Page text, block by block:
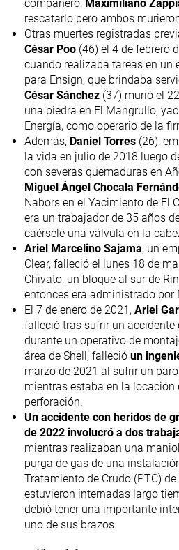
compañero, Maximiliano
rescatarlo pero ambos
Otras muertes registradas
César Poo (46) el 4 de febrero
cuando realizaba tareas en un
para Ensign, que brindaba
César Sánchez (37) murió el
una piedra en El Mangrullo,
Energía, como operario de la
Además, Daniel Torres (26),
la vida en julio de 2018 luego
con severas quemaduras en
Miguel Ángel Chocala
Nabors en el Yacimiento de El
era un trabajador de 35 años
caérsele una válvula en la
Ariel Marcelino Sajama, un
Clear, falleció el lunes 18 de
Chivato, un bloque al sur de
entonces era administrado por
El 7 de enero de 2021, Ariel
falleció tras sufrir un accidente
durante un operativo de
área de Shell, falleció un
marzo de 2021 al sufrir un
mientras estaba en la locación
perforación.
Un accidente con heridos de
de 2022 involucró a dos
mientras realizaban una
purga de gas de una
Tratamiento de Crudo (PTC)
estuvieron internadas largo
debió tener una importante
uno de sus brazos.